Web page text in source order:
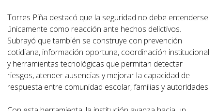
Torres Piña destacó que la seguridad no debe entenderse
únicamente como reacción ante hechos delictivos.
Subrayó que también se construye con prevención
cotidiana, información oportuna, coordinación institucional
y herramientas tecnológicas que permitan detectar
riesgos, atender ausencias y mejorar la capacidad de
respuesta entre comunidad escolar, familias y autoridades.